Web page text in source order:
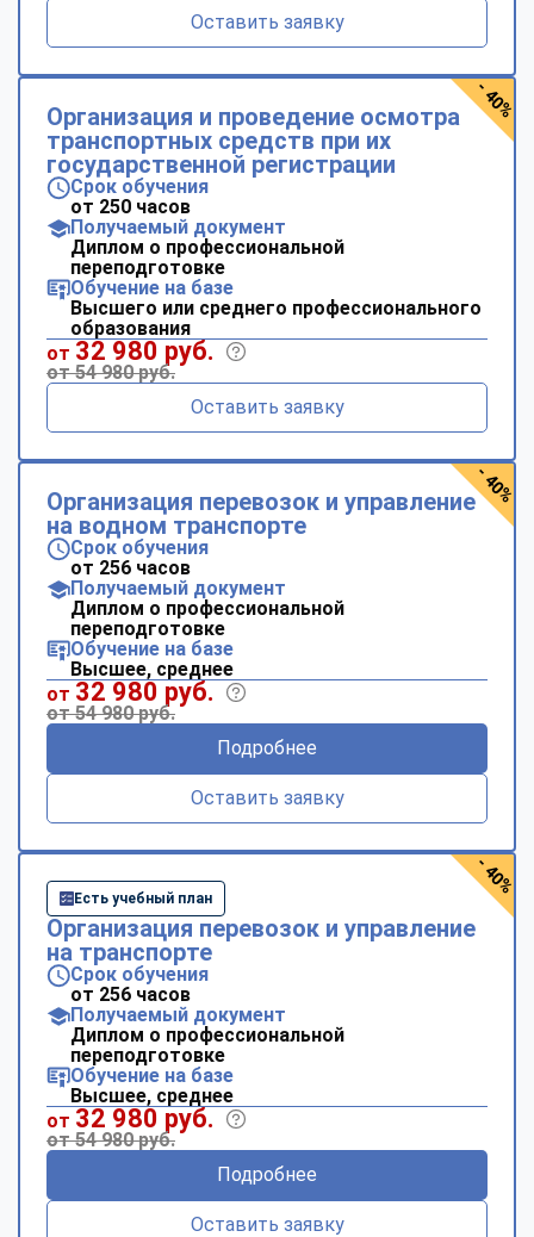
Оставить заявку
Организация и проведение осмотра
транспортных средств при их
государственной регистрации
Срок обучения
от 250 часов
Получаемый документ
Диплом о профессиональной
переподготовке
Обучение на базе
Высшего или среднего профессионального
образования
от 32 980 руб.
от 54 980 руб.
Оставить заявку
- 40%
Организация перевозок и управление
на водном транспорте
Срок обучения
от 256 часов
Получаемый документ
Диплом о профессиональной
переподготовке
Обучение на базе
Высшее, среднее
от 32 980 руб.
от 54 980 руб.
Подробнее
Оставить заявку
- 40%
Есть учебный план
Организация перевозок и управление
на транспорте
Срок обучения
от 256 часов
Получаемый документ
Диплом о профессиональной
переподготовке
Обучение на базе
Высшее, среднее
от 32 980 руб.
от 54 980 руб.
Подробнее
Оставить заявку
- 40%